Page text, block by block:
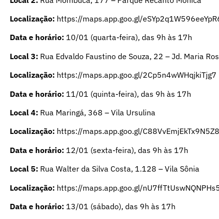
Localização: https://maps.app.goo.gl/
Data e horário: 10/01 (quarta-feira), das 9h às 17h
Local 3: Rua Edvaldo Faustino de Souza, 22 – Jd. Maria
Localização: https://maps.app.goo.gl/2Cp5n4wWHqjkiTjg7
Data e horário: 11/01 (quinta-feira), das 9h às 17h
Local 4: Rua Maringá, 368 – Vila Ursulina
Localização: https://maps.app.goo.gl/C88VvEmjEkTx9N5Z8
Data e horário: 12/01 (sexta-feira), das 9h às 17h
Local 5: Rua Walter da Silva Costa, 1.128 – Vila Sônia
Localização: https://maps.app.goo.gl/
Data e horário: 13/01 (sábado), das 9h às 17h